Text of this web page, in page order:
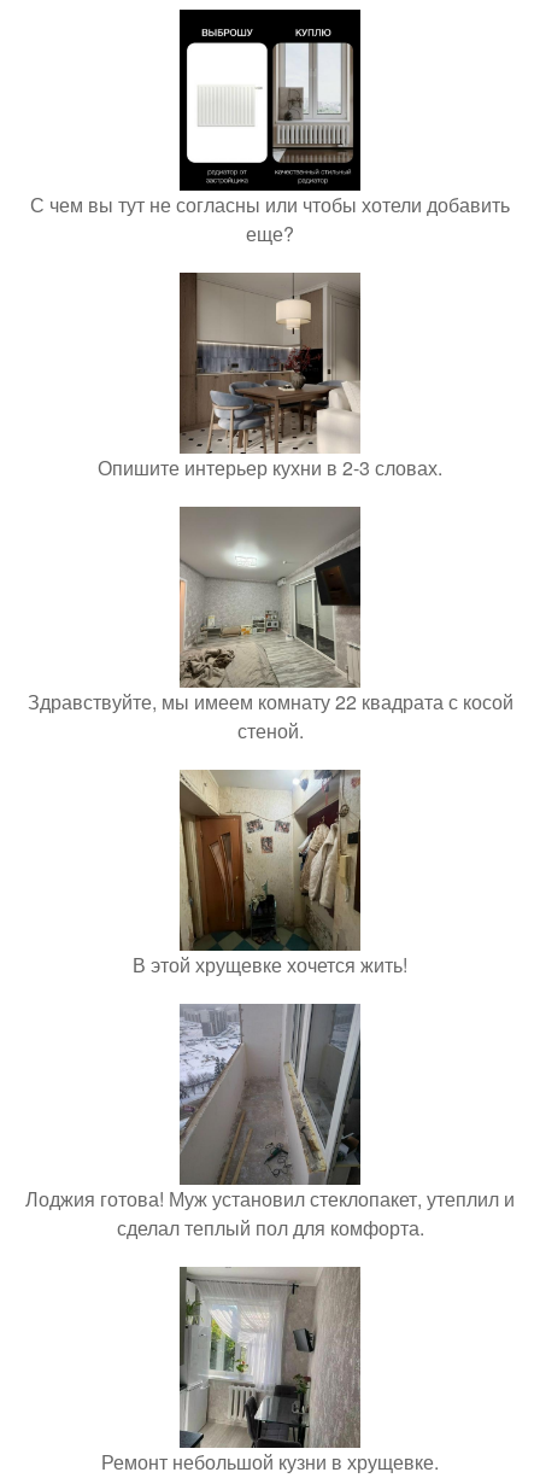
С чем вы тут не согласны или чтобы хотели добавить
еще?
Опишите интерьер кухни в 2-3 словах.
Здравствуйте, мы имеем комнату 22 квадрата с косой
стеной.
В этой хрущевке хочется жить!
Лоджия готова! Муж установил стеклопакет, утеплил и
сделал теплый пол для комфорта.
Ремонт небольшой кузни в хрущевке.